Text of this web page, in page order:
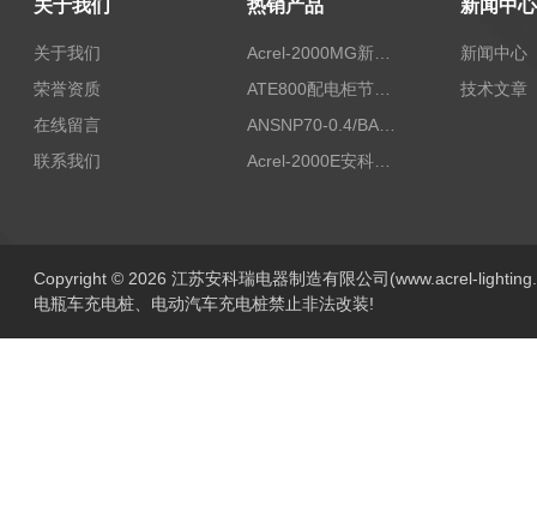
关于我们
关于我们
荣誉资质
在线留言
联系我们
热销产品
Acrel-2000MG新能源消纳安科瑞微电网能量管理系统
ATE800配电柜节点无线测温/表带捆绑/无源感应取电
ANSNP70-0.4/BANSNP中线安防保护器 治理三相不平衡
Acrel-2000E安科瑞Acrel配电室综合监控系统
新闻中心
新闻中心
技术文章
Copyright © 2026 江苏安科瑞电器制造有限公司(www.acrel-
电瓶车充电桩、电动汽车充电桩禁止非法改装!